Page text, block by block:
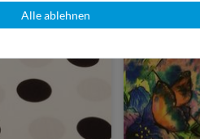
Alle ablehnen